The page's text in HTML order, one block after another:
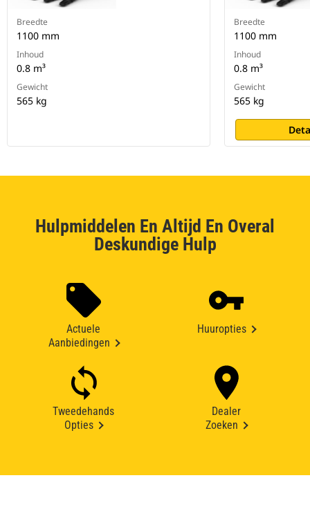
Breedte
1100 mm
Inhoud
0.8 m³
Gewicht
565 kg
Breedte
1100 mm
Inhoud
0.8 m³
Gewicht
565 kg
Hulpmiddelen En Altijd En Overal
Deskundige Hulp
Actuele
Aanbiedingen
Huuropties
Tweedehands
Opties
Dealer
Zoeken